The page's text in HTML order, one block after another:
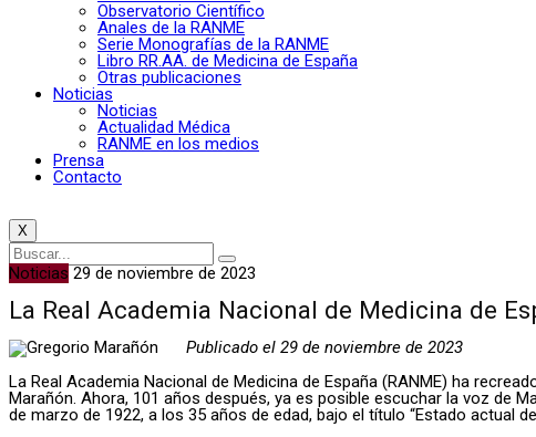
Observatorio Científico
Anales de la RANME
Serie Monografías de la RANME
Libro RR.AA. de Medicina de España
Otras publicaciones
Noticias
Noticias
Actualidad Médica
RANME en los medios
Prensa
Contacto
X
Noticias 29 de noviembre de 2023
La Real Academia Nacional de Medicina de
Publicado el 29 de noviembre de 2023
La Real Academia Nacional de Medicina de España (RANME) ha
Marañón. Ahora, 101 años después, ya es posible escuchar la voz de
de marzo de 1922, a los 35 años de edad, bajo el título “Estado actual